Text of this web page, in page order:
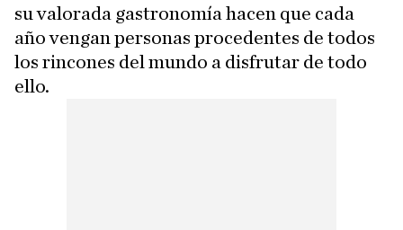
su valorada gastronomía hacen que cada
año vengan personas procedentes de todos
los rincones del mundo a disfrutar de todo
ello.